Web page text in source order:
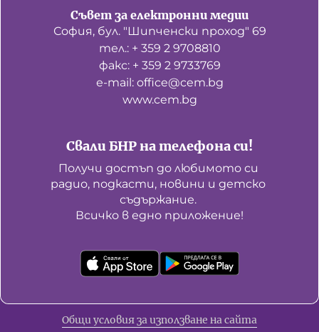
Свали БНР на телефона си!
Получи достъп до любимото си
радио, подкасти, новини и детско
съдържание.
Всичко в едно приложение!
Съвет за електронни медии
София, бул. "Шипченски проход" 69
тел.: + 359 2 9708810
факс: + 359 2 9733769
е-mail: office@cem.bg
www.cem.bg
Общи условия за използване на сайта